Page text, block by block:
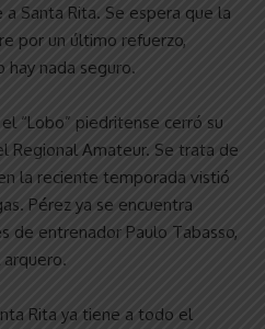
Santa Rita. Se espera que la
por un último refuerzo,
hay nada seguro.
“Lobo” piedritense cerró su
Regional Amateur. Se trata de
la reciente temporada vistió
Pérez ya se encuentra
de entrenador Paulo Tabasso,
Rita ya tiene a todo el